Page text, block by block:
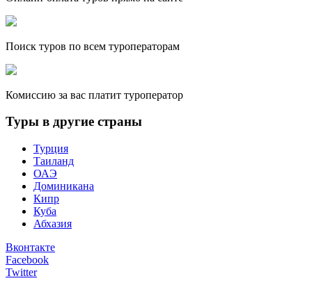
Поиск туров по всем туроператорам
Комиссию за вас платит туроператор
Туры в другие страны
Турция
Таиланд
ОАЭ
Доминикана
Кипр
Куба
Абхазия
Вконтакте
Facebook
Twitter